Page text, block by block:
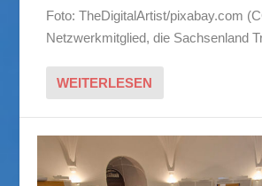
Foto: TheDigitalArtist/pixabay.com
Netzwerkmitglied, die Sachsenland
WEITERLESEN